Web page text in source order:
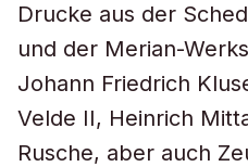
Drucke aus der
und der Merian-
Johann Friedrich
Velde II, Heinrich
Rusche, aber auch